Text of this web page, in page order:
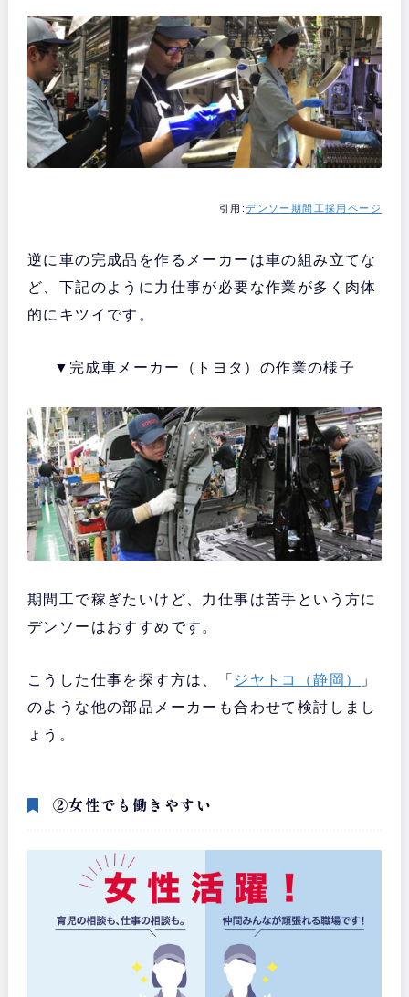
引用:デンソー期間工採用ページ
逆に車の完成品を作るメーカーは車の組み立てな
ど、下記のように力仕事が必要な作業が多く肉体
的にキツイです。
▼完成車メーカー（トヨタ）の作業の様子
期間工で稼ぎたいけど、力仕事は苦手という方に
デンソーはおすすめです。
こうした仕事を探す方は、「 ジヤトコ（静岡）
」
のような他の部品メーカーも合わせて検討しまし
ょう。
②女性でも働きやすい